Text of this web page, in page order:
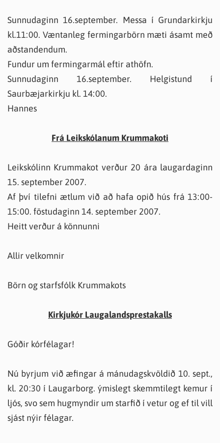
Sunnudaginn 16.september. Messa í Grundarkirkju
kl.11:00. Væntanleg fermingarbörn mæti ásamt með
aðstandendum.
Fundur um fermingarmál eftir athöfn.
Sunnudaginn 16.september. Helgistund í
Saurbæjarkirkju kl. 14:00.
Hannes
Frá Leikskólanum Krummakoti
Leikskólinn Krummakot verður 20 ára laugardaginn
15. september 2007.
Af því tilefni ætlum við að hafa opið hús frá 13:00-
15:00. föstudaginn 14. september 2007.
Heitt verður á könnunni
Allir velkomnir
Börn og starfsfólk Krummakots
Kirkjukór Laugalandsprestakalls
Góðir kórfélagar!
Nú byrjum við æfingar á mánudagskvöldið 10. sept.,
kl. 20:30 í Laugarborg. ýmislegt skemmtilegt kemur í
ljós, svo sem hugmyndir um starfið í vetur og ef til vill
sjást nýir félagar.